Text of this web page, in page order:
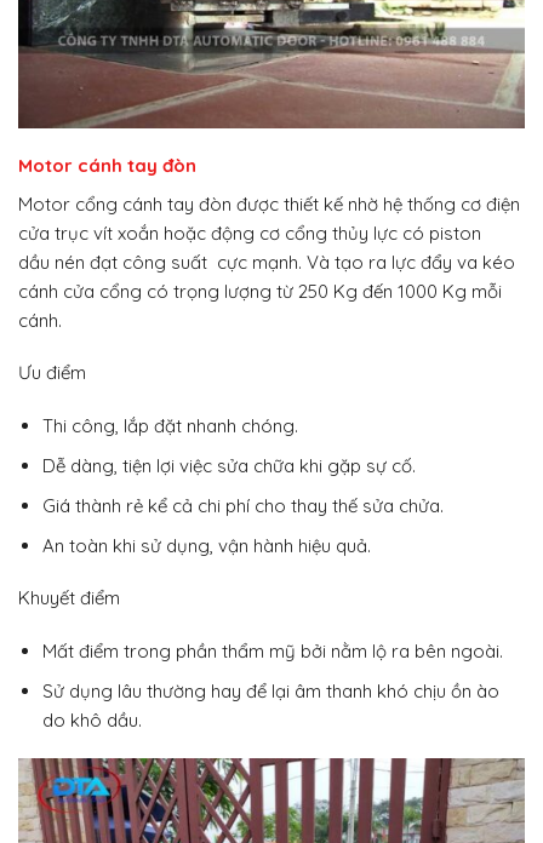
Motor cánh tay đòn
Motor cổng cánh tay đòn được thiết kế nhờ hệ thống cơ điện
cửa trục vít xoắn hoặc động cơ cổng thủy lực có piston
dầu nén đạt công suất cực mạnh. Và tạo ra lực đẩy va kéo
cánh cửa cổng có trọng lượng từ 250 Kg đến 1000 Kg mỗi
cánh.
Ưu điểm
Thi công, lắp đặt nhanh chóng.
Dễ dàng, tiện lợi việc sửa chữa khi gặp sự cố.
Giá thành rẻ kể cả chi phí cho thay thế sửa chửa.
An toàn khi sử dụng, vận hành hiệu quả.
Khuyết điểm
Mất điểm trong phần thẩm mỹ bởi nằm lộ ra bên ngoài.
Sử dụng lâu thường hay để lại âm thanh khó chịu ồn ào
do khô dầu.